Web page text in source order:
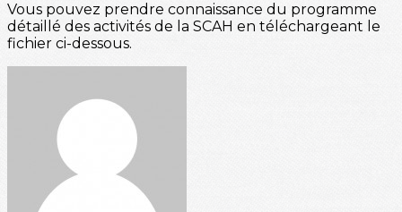
Vous pouvez prendre connaissance du programme
détaillé des activités de la SCAH en téléchargeant le
fichier ci-dessous.